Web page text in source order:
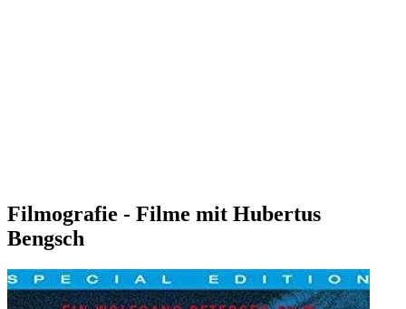
Filmografie - Filme mit Hubertus
Bengsch